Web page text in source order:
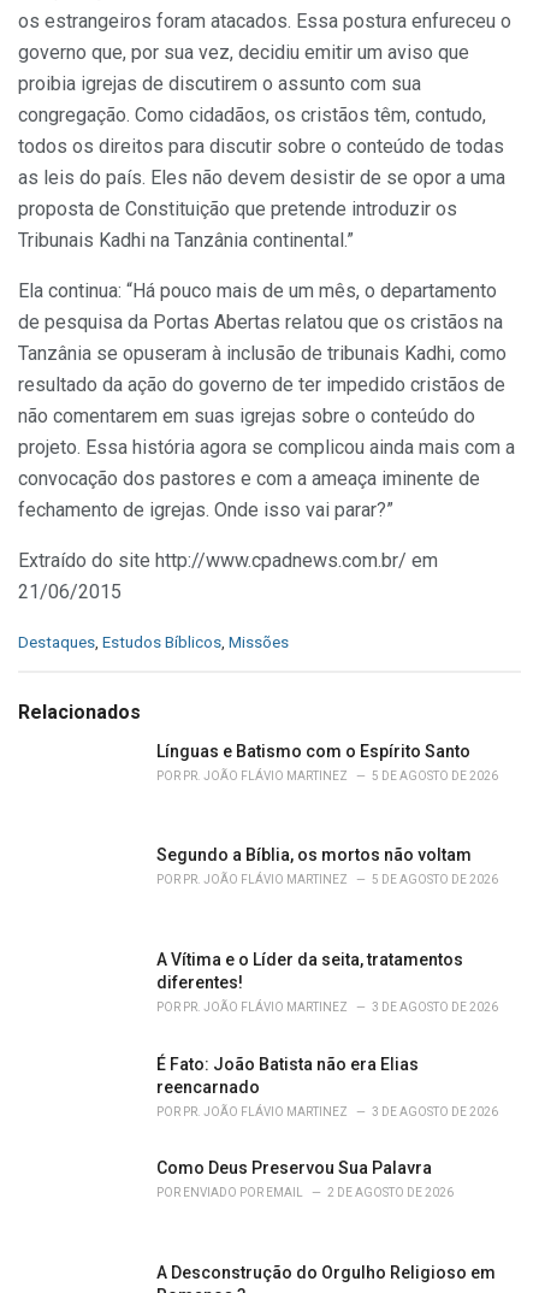
os estrangeiros foram atacados. Essa postura enfureceu o
governo que, por sua vez, decidiu emitir um aviso que
proibia igrejas de discutirem o assunto com sua
congregação. Como cidadãos, os cristãos têm, contudo,
todos os direitos para discutir sobre o conteúdo de todas
as leis do país. Eles não devem desistir de se opor a uma
proposta de Constituição que pretende introduzir os
Tribunais Kadhi na Tanzânia continental.”
Ela continua: “Há pouco mais de um mês, o departamento
de pesquisa da Portas Abertas relatou que os cristãos na
Tanzânia se opuseram à inclusão de tribunais Kadhi, como
resultado da ação do governo de ter impedido cristãos de
não comentarem em suas igrejas sobre o conteúdo do
projeto. Essa história agora se complicou ainda mais com a
convocação dos pastores e com a ameaça iminente de
fechamento de igrejas. Onde isso vai parar?”
Extraído do site http://www.cpadnews.com.br/ em
21/06/2015
C
e
Destaques, Estudos Bíblicos, Missões
Relacionados
Línguas e Batismo com o Espírito Santo
POR PR. JOÃO FLÁVIO MARTINEZ 5 DE AGOSTO DE 2026
Segundo a Bíblia, os mortos não voltam
POR PR. JOÃO FLÁVIO MARTINEZ 5 DE AGOSTO DE 2026
A Vítima e o Líder da seita, tratamentos
diferentes!
POR PR. JOÃO FLÁVIO MARTINEZ 3 DE AGOSTO DE 2026
É Fato: João Batista não era Elias
reencarnado
POR PR. JOÃO FLÁVIO MARTINEZ 3 DE AGOSTO DE 2026
Como Deus Preservou Sua Palavra
POR ENVIADO POR EMAIL 2 DE AGOSTO DE 2026
A Desconstrução do Orgulho Religioso em